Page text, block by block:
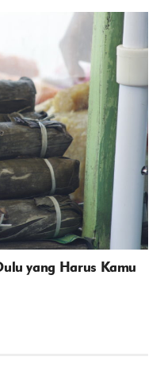
yang Harus Kamu